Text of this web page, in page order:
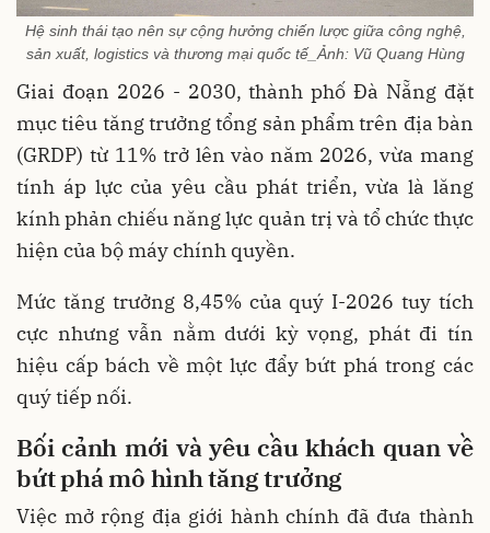
Hệ sinh thái tạo nên sự cộng hưởng chiến lược giữa công nghệ,
sản xuất, logistics và thương mại quốc tế_Ảnh: Vũ Quang Hùng
Giai đoạn 2026 - 2030, thành phố Đà Nẵng đặt
mục tiêu tăng trưởng tổng sản phẩm trên địa bàn
(GRDP) từ 11% trở lên vào năm 2026, vừa mang
tính áp lực của yêu cầu phát triển, vừa là lăng
kính phản chiếu năng lực quản trị và tổ chức thực
hiện của bộ máy chính quyền.
Mức tăng trưởng 8,45% của quý I-2026 tuy tích
cực nhưng vẫn nằm dưới kỳ vọng, phát đi tín
hiệu cấp bách về một lực đẩy bứt phá trong các
quý tiếp nối.
Bối cảnh mới và yêu cầu khách quan về
bứt phá mô hình tăng trưởng
Việc mở rộng địa giới hành chính đã đưa thành